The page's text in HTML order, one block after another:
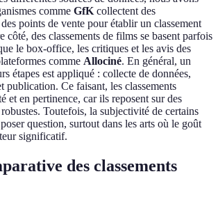
comme GfK collectent des
points de vente pour établir un classement
côté, des classements de films se basent parfois
le box-office, les critiques et les avis des
comme Allociné. En général, un
étapes est appliqué : collecte de données,
publication. Ce faisant, les classements
et en pertinence, car ils reposent sur des
Toutefois, la subjectivité de certains
question, surtout dans les arts où le goût
significatif.
des classements